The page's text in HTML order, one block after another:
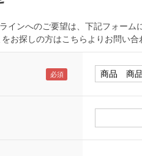
インへのご要望は、下記フォーム
お探しの方はこちらよりお問い合